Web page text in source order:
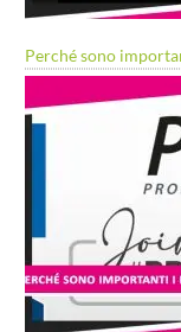
Perché sono